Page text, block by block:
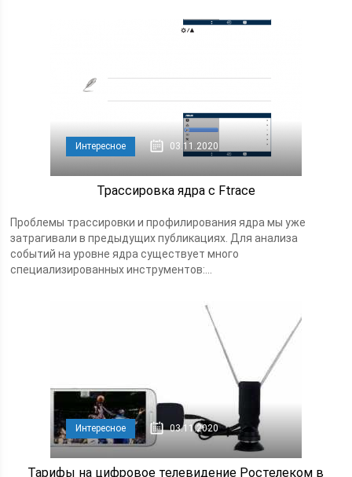
Интересное 03.11.2020
Трассировка ядра с Ftrace
Проблемы трассировки и профилирования ядра мы уже
затрагивали в предыдущих публикациях. Для анализа
событий на уровне ядра существует много
специализированных инструментов:...
Интересное 03.11.2020
Тарифы на цифровое телевидение Ростелеком в